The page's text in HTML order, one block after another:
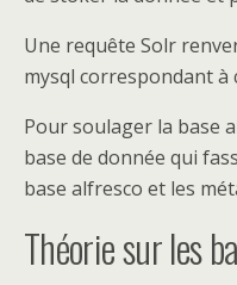
Une requête Solr
mysql correspondant à
Pour soulager la base
base de donnée qui
base alfresco et les
Théorie sur les